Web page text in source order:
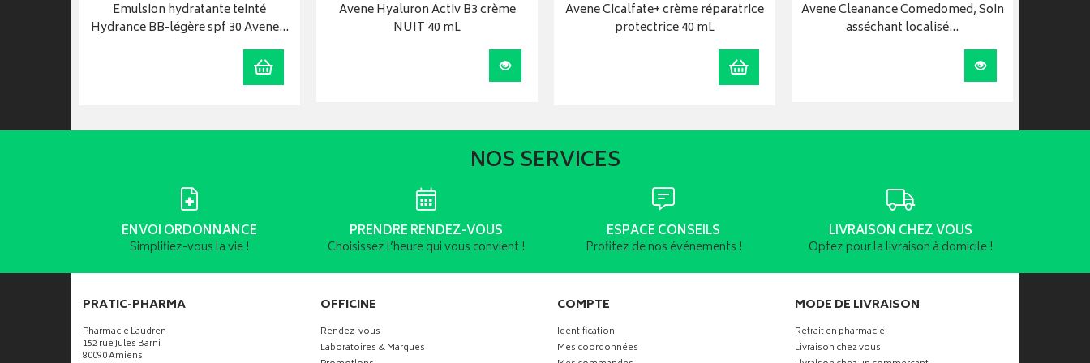
Emulsion hydratante teinté
Hydrance BB-légère spf 30 Avene…
Ajouter au panier
Avene Hyaluron Activ B3 crème
NUIT 40 mL
Visualiser
Avene Cicalfate+ crème réparatrice
protectrice 40 mL
Ajouter au panier
Avene Cleanance Comedomed, Soin
asséchant localisé…
Visualiser
NOS SERVICES
ENVOI ORDONNANCE
Simplifiez-vous la vie !
PRENDRE RENDEZ-VOUS
Choisissez l’heure qui vous convient !
ESPACE CONSEILS
Profitez de nos événements !
LIVRAISON CHEZ VOUS
Optez pour la livraison à domicile !
PRATIC-PHARMA
Pharmacie Laudren
152 rue Jules Barni
80090 Amiens
OFFICINE
Rendez-vous
Laboratoires & Marques
COMPTE
Identification
Mes coordonnées
MODE DE LIVRAISON
Retrait en pharmacie
Livraison chez vous